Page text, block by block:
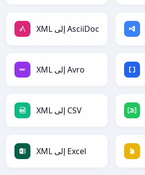
XML إلى AsciiDoc
XML إلى Avro
XML إلى CSV
XML إلى Excel